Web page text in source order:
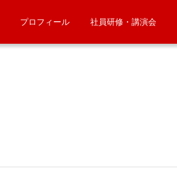
プロフィール 社員研修・講演会